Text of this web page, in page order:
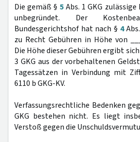
Die gemäß § 5Abs. 1 GKG
unbegründet. Der
Bundesgerichtshof hat nach § 4
zu Recht Gebühren in Höhe von
Die Höhe dieser Gebühren ergibt
3 GKG aus der vorbehaltenen
Tagessätzen in Verbindung mit
6110 b GKG-KV.
Verfassungsrechtliche Bedenken
GKG bestehen nicht. Es liegt
Verstoß gegen die